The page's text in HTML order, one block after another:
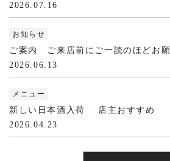
2026.07.16
2026.06.13
お知らせ
ご案内 ご来店前にご一読のほどお願
2026.04.23
メニュー
新しい日本酒入荷 店主おすすめ